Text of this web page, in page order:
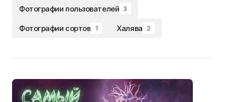
Фотографии пользователей 3
Фотографии сортов 1 Халява 2